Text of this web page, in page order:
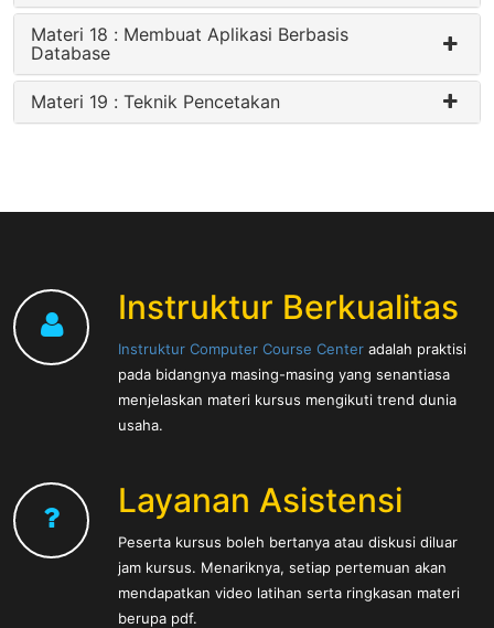
Materi 18 : Membuat Aplikasi Berbasis
Database
Materi 19 : Teknik Pencetakan
Instruktur Berkualitas
Instruktur Computer Course Center adalah praktisi
pada bidangnya masing-masing yang senantiasa
menjelaskan materi kursus mengikuti trend dunia
usaha.
Layanan Asistensi
Peserta kursus boleh bertanya atau diskusi diluar
jam kursus. Menariknya, setiap pertemuan akan
mendapatkan video latihan serta ringkasan materi
berupa pdf.